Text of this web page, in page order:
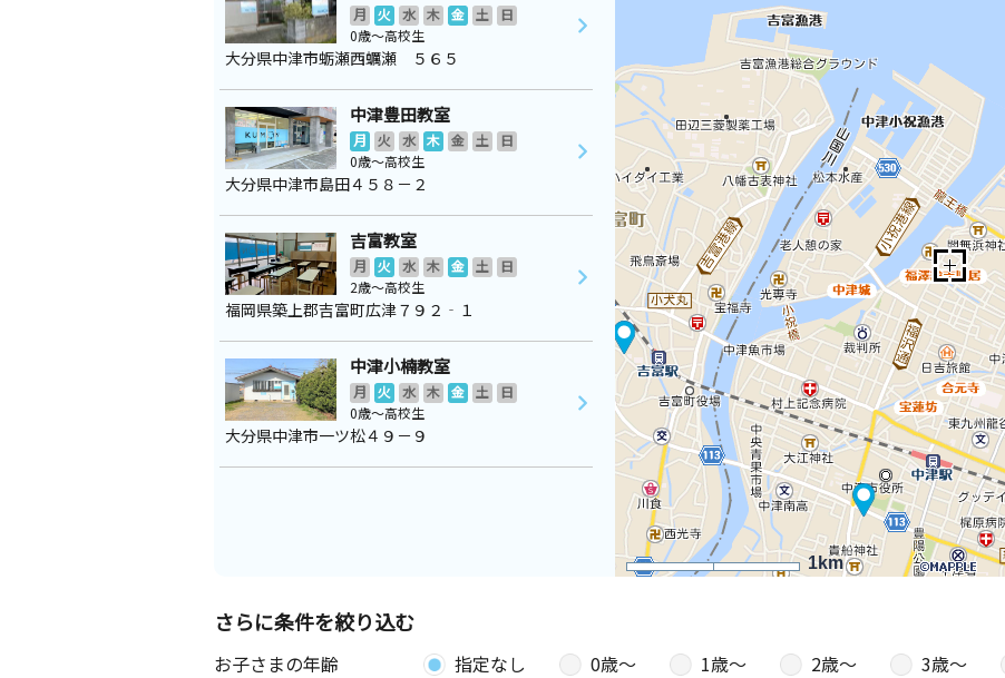
1km
月 火 水 木 金 土
日
0歳～高校生
大分県中津市蛎瀬西蠣瀬 ５６５
中津豊田教室
月 火 水 木 金 土
日
0歳～高校生
大分県中津市島田４５８－２
吉富教室
月 火 水 木 金 土
日
2歳～高校生
福岡県築上郡吉富町広津７９２‐１
中津小楠教室
月 火 水 木 金 土
日
0歳～高校生
大分県中津市一ツ松４９－９
さらに条件を絞り込む
お子さまの年齢 指定なし 0歳〜 1歳〜 2歳〜 3歳〜